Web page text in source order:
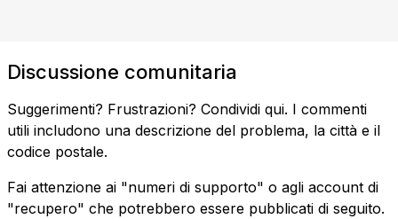
Discussione comunitaria
Suggerimenti? Frustrazioni? Condividi qui. I commenti
utili includono una descrizione del problema, la città e il
codice postale.
Fai attenzione ai "numeri di supporto" o agli account di
"recupero" che potrebbero essere pubblicati di seguito.